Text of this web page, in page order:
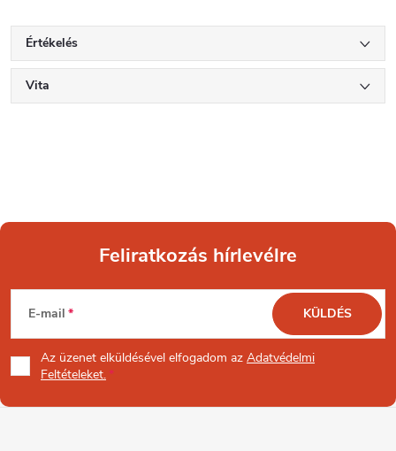
Értékelés
Vita
L
á
b
Feliratkozás hírlevélre
E-mail
Az üzenet elküldésével elfogadom az Adatvédelmi
Feltételeket.
KÜLDÉS